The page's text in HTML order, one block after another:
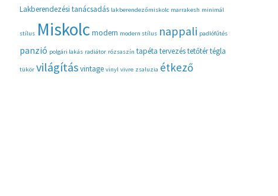
Lakberendezési tanácsadás lakberendezőmiskolc marrakesh minimál
stílus Miskolc modern modern stílus nappali padlófűtés
panzió polgári lakás radiátor rózsaszín tapéta tervezéstetőtértégla
tükör világításvintage vinyl vivre zsaluzia étkező